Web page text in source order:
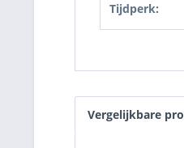
Tijdperk:
Vergelijkbare